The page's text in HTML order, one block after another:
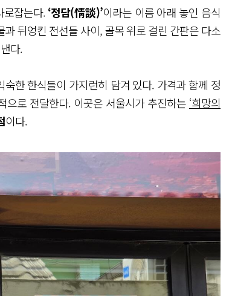
로잡는다.‘정담(情談)’이라는 이름 아래 놓인 음식
뒤엉킨 전선들 사이, 골목 위로 걸린 간판은 다소
다.
한 한식들이 가지런히 담겨 있다. 가격과 함께 정
으로 전달한다. 이곳은 서울시가 추진하는 ‘희망의
이다.